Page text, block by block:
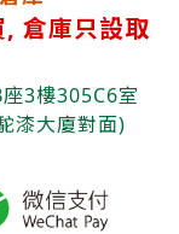
倉庫只設取
3樓305C6室
漆大廈對面)